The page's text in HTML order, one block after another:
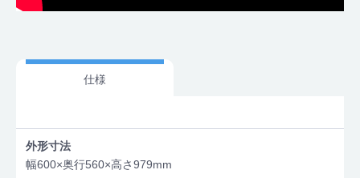
仕様
外形寸法
幅600×奥行560×高さ979mm